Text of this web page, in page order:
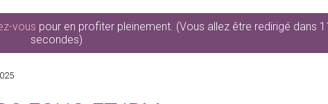
vous pour en profiter pleinement. (Vous allez être redirigé dans
secondes)